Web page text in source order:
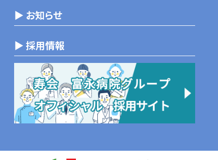
▶ お知らせ
▶ 採用情報